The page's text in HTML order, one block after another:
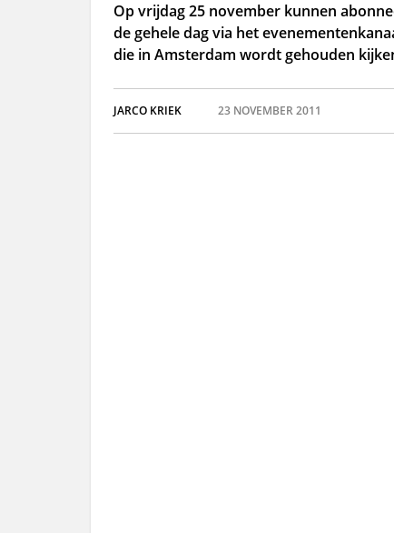
Op vrijdag 25 november kunnen
de gehele dag via het
die in Amsterdam wordt gehouden
JARCO KRIEK 23 NOVEMBER 2011